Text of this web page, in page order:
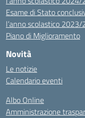
Esame di Stato
l’anno scolastico
Piano di Miglioramento
Novità
Le notizie
Calendario eventi
Albo Online
Amministrazione